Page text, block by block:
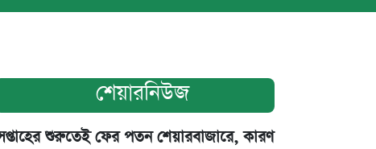
শেয়ারনিউজ
শুরুতেই ফের পতন শেয়ারবাজারে, কারণ